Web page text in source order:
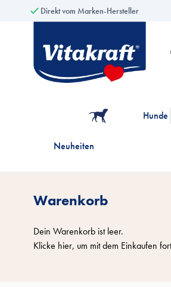
Direkt vom Marken-Hersteller
Hunde
Neuheiten
Warenkorb
Dein Warenkorb ist leer.
Klicke hier, um mit dem Einkaufen